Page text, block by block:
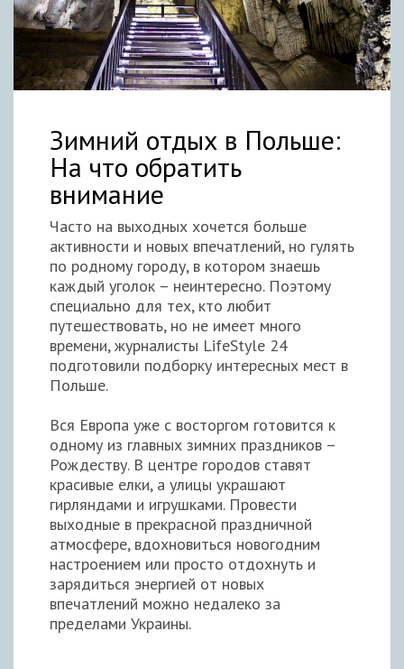
Зимний отдых в Польше:
На что обратить
внимание
Часто на выходных хочется больше
активности и новых впечатлений, но гулять
по родному городу, в котором знаешь
каждый уголок – неинтересно. Поэтому
специально для тех, кто любит
путешествовать, но не имеет много
времени, журналисты LifeStyle 24
подготовили подборку интересных мест в
Польше.
Вся Европа уже с восторгом готовится к
одному из главных зимних праздников –
Рождеству. В центре городов ставят
красивые елки, а улицы украшают
гирляндами и игрушками. Провести
выходные в прекрасной праздничной
атмосфере, вдохновиться новогодним
настроением или просто отдохнуть и
зарядиться энергией от новых
впечатлений можно недалеко за
пределами Украины.